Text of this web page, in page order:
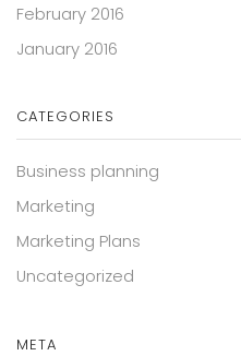
February 2016
January 2016
CATEGORIES
Business planning
Marketing
Marketing Plans
Uncategorized
META